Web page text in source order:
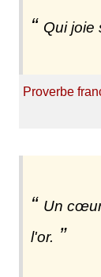
Qui joie
Proverbe
Un
l'or.